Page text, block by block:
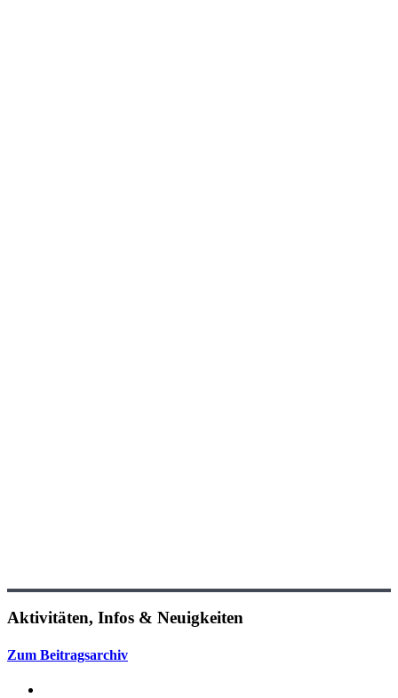
Aktivitäten, Infos & Neuigkeiten
Zum Beitragsarchiv